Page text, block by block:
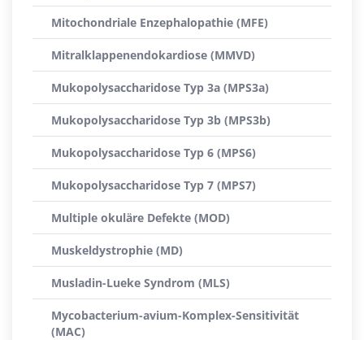
Mitochondriale Enzephalopathie (MFE)
Mitralklappenendokardiose (MMVD)
Mukopolysaccharidose Typ 3a (MPS3a)
Mukopolysaccharidose Typ 3b (MPS3b)
Mukopolysaccharidose Typ 6 (MPS6)
Mukopolysaccharidose Typ 7 (MPS7)
Multiple okuläre Defekte (MOD)
Muskeldystrophie (MD)
Musladin-Lueke Syndrom (MLS)
Mycobacterium-avium-Komplex-Sensitivität
(MAC)